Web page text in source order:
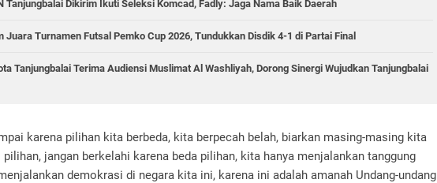
Tanjungbalai Dikirim Ikuti Seleksi Komcad, Fadly: Jaga Nama Baik Daerah
Juara Turnamen Futsal Pemko Cup 2026, Tundukkan Disdik 4-1 di Partai Final
Tanjungbalai Terima Audiensi Muslimat Al Washliyah, Dorong Sinergi Wujudkan Tanjungbalai
karena pilihan kita berbeda, kita berpecah belah, biarkan masing-masing kita
pilihan, jangan berkelahi karena beda pilihan, kita hanya menjalankan tanggung
demokrasi di negara kita ini, karena ini adalah amanah Undang-undang